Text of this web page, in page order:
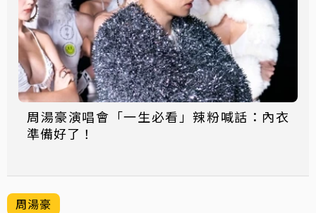
周湯豪演唱會「一生必看」辣粉喊話：內衣
準備好了！
周湯豪